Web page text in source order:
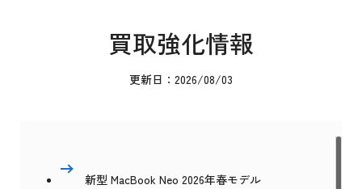
買取強化情報
更新日：2026/08/03
新型 MacBook Neo 2026年春モデル